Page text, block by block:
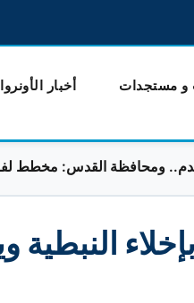
و مستجدات أخبار الأونروا